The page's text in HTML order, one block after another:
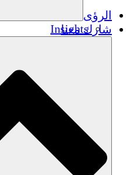
الرؤى
Insights
شارك معنا